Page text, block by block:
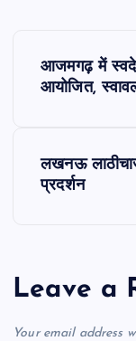
a
v
आजमगढ़ में
आयोजित,
लखनऊ
प्रदर्शन
Leave a
Your email address